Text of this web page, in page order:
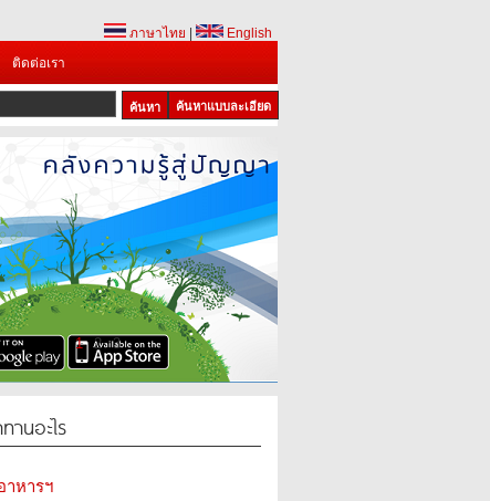
ภาษาไทย
English
ติดต่อเรา
ค้นหาแบบละเอียด
1 2 3
านอะไร
หารฯ